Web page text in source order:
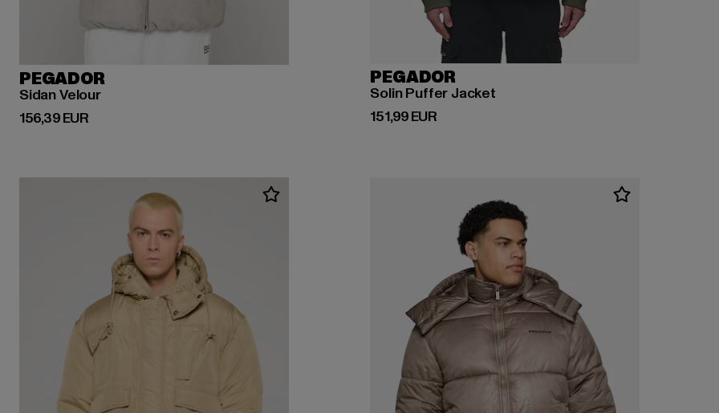
PEGADOR
Sidan Velour
156,39 EUR
Derzeitiger Preis: 156,39 EUR
PEGADOR
Solin Puffer Jacket
151,99 EUR
Derzeitiger Preis: 151,99 EUR